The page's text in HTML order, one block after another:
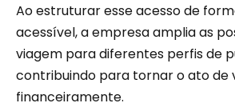
Ao estruturar esse acesso de
acessível, a empresa amplia as
viagem para diferentes perfis de
contribuindo para tornar o ato de
financeiramente.